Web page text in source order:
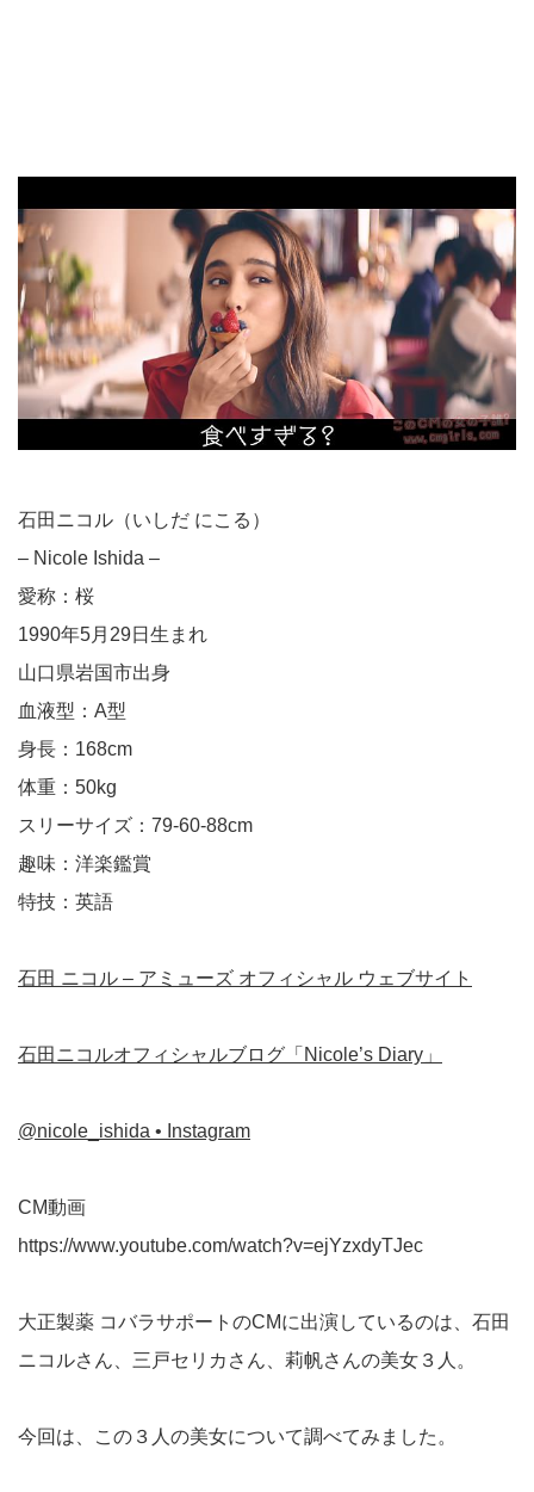
石田ニコル（いしだ にこる）
– Nicole Ishida –
愛称：桜
1990年5月29日生まれ
山口県岩国市出身
血液型：A型
身長：168cm
体重：50kg
スリーサイズ：79-60-88cm
趣味：洋楽鑑賞
特技：英語
石田 ニコル – アミューズ オフィシャル ウェブサイト
石田ニコルオフィシャルブログ「Nicole’s Diary」
@nicole_ishida • Instagram
CM動画
https://www.youtube.com/watch?v=ejYzxdyTJec
大正製薬 コバラサポートのCMに出演しているのは、石田
ニコルさん、三戸セリカさん、莉帆さんの美女３人。
今回は、この３人の美女について調べてみました。